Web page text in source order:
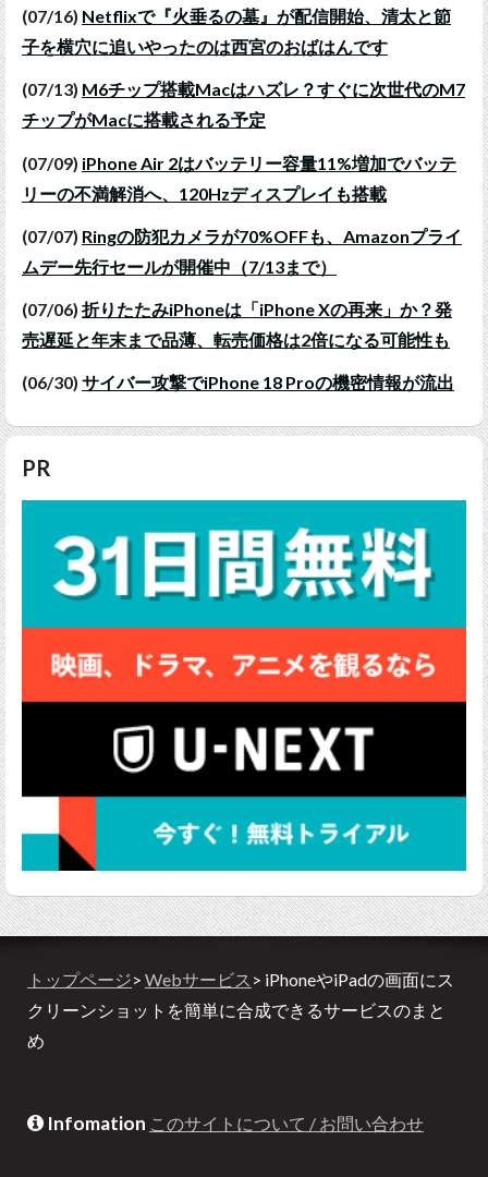
(07/16) Netflixで『火垂るの墓』が配信開始、清太と節
子を横穴に追いやったのは西宮のおばはんです
(07/13) M6チップ搭載Macはハズレ？すぐに次世代のM7
チップがMacに搭載される予定
(07/09) iPhone Air 2はバッテリー容量11%増加でバッテ
リーの不満解消へ、120Hzディスプレイも搭載
(07/07) Ringの防犯カメラが70%OFFも、Amazonプライ
ムデー先行セールが開催中（7/13まで）
(07/06) 折りたたみiPhoneは「iPhone Xの再来」か？発
売遅延と年末まで品薄、転売価格は2倍になる可能性も
(06/30) サイバー攻撃でiPhone 18 Proの機密情報が流出
PR
トップページ> Webサービス > iPhoneやiPadの画面にス
クリーンショットを簡単に合成できるサービスのまと
め
Infomation このサイトについて / お問い合わせ